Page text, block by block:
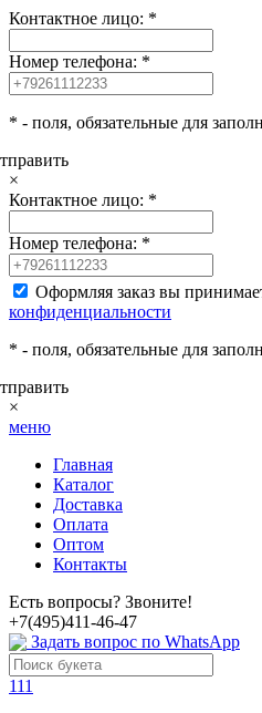
Контактное лицо: *
Номер телефона: *
* - поля, обязательные для
×
Контактное лицо: *
Номер телефона: *
Оформляя заказ вы
конфиденциальности
* - поля, обязательные для
×
меню
Главная
Каталог
Доставка
Оплата
Оптом
Контакты
Есть вопросы? Звоните!
+7(495)411-46-47
Задать вопрос по WhatsApp
111